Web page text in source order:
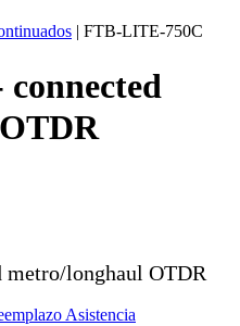
| FTB-LITE-750C
metro/longhaul OTDR
Asistencia